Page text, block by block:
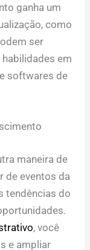
ganha um
como
ser
em
softwares de
maneira de
de eventos da
tendências do
, você
e ampliar